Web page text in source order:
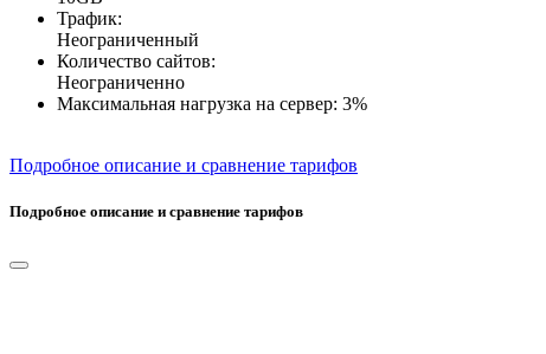
Трафик:
Неограниченный
Количество сайтов:
Неограниченно
Максимальная нагрузка на сервер: 3%
Подробное описание и сравнение тарифов
Подробное описание и сравнение тарифов